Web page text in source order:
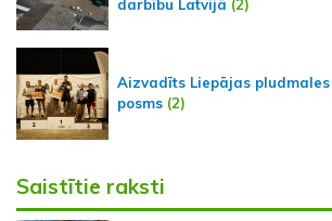
darbību Latvijā (2)
Aizvadīts Liepājas
posms (2)
Saistītie raksti